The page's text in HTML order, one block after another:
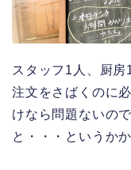
スタッフ1人、厨
注文をさばくのに
けなら問題ないの
と・・・というか